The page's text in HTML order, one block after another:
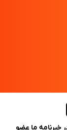
خبرنامه ما عضو